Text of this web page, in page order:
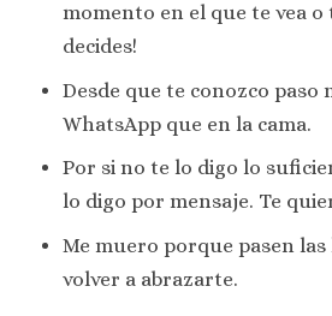
momento en el que te vea o
decides!
Desde que te conozco paso
WhatsApp que en la cama.
Por si no te lo digo lo
lo digo por mensaje. Te
Me muero porque pasen
volver a abrazarte.